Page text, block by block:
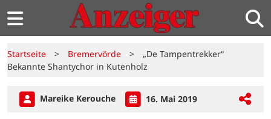
Startseite > Bremervörde >
„De Tampentrekker“
Bekannte Shantychor in Kutenholz
Mareike Kerouche 16. Mai 2019